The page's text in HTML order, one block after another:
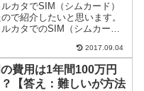
カタでSIM（シムカード）
で紹介したいと思います。
カタでのSIM（シムカー
後アクティベート（使えるよ
）２日間かかるとか書かれ
即日（1...
2017.09.04
費用は1年間100万円
【答え：難しいが方法